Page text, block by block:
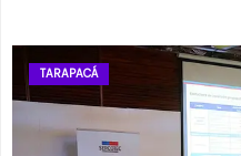
TARAPACÁ